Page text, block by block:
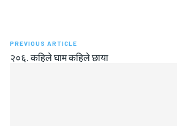
PREVIOUS ARTICLE
२०६. कहिले घाम कहिले छाया